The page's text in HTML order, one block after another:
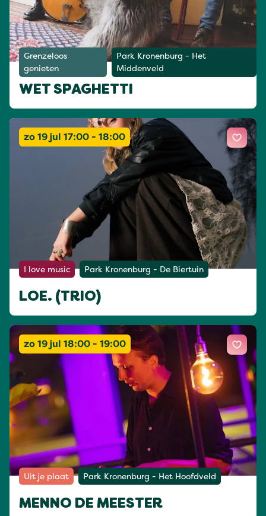
Grenzeloos
genieten
Park Kronenburg - Het
Middenveld
WET SPAGHETTI
zo 19 jul 17:00 - 18:00
I love music Park Kronenburg - De Biertuin
LOE. (TRIO)
zo 19 jul 18:00 - 19:00
Uit je plaat Park Kronenburg - Het Hoofdveld
MENNO DE MEESTER